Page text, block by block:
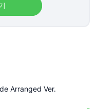
Arranged Ver.
-